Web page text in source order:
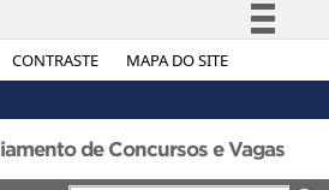
CONTRASTE MAPA DO SITE
Simplifique!
de Concursos e Vagas